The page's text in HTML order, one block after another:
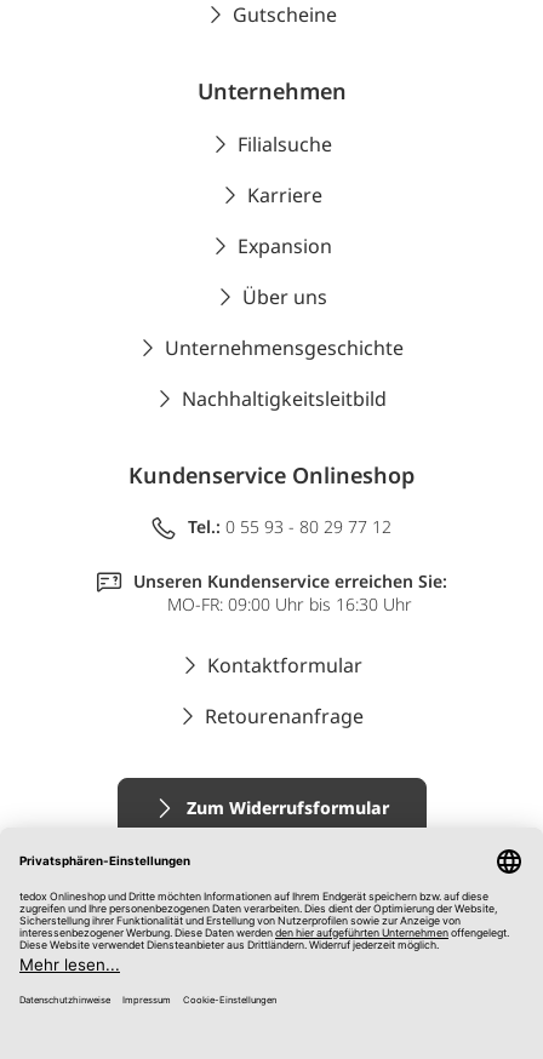
Gutscheine
Unternehmen
Filialsuche
Karriere
Expansion
Über uns
Unternehmensgeschichte
Nachhaltigkeitsleitbild
Kundenservice Onlineshop
Tel.: 0 55 93 - 80 29 77 12
Unseren Kundenservice erreichen Sie:
MO-FR: 09:00 Uhr bis 16:30 Uhr
Kontaktformular
Retourenanfrage
Zum Widerrufsformular
Impressum
AGB
Datenschutz